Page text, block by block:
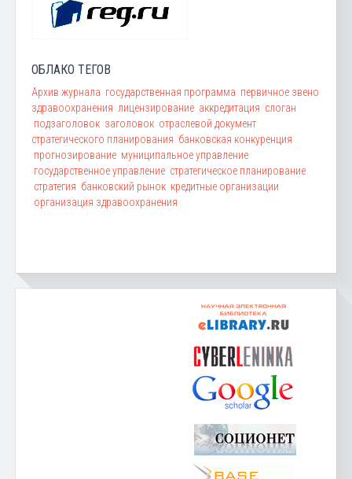
ОБЛАКО ТЕГОВ
Архив журнала государственная программа первичное звено
здравоохранения лицензирование аккредитация слоган
подзаголовок заголовок отраслевой документ
стратегического планирования банковская конкуренция
прогнозирование муниципальное управление
государственное управление стратегическое планирование
стратегия банковский рынок кредитные организации
организация здравоохранения